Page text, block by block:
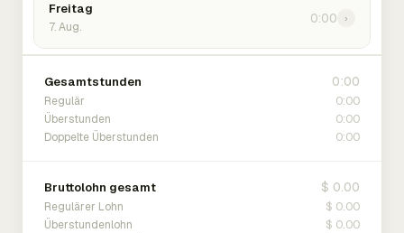
Freitag
7. Aug.
0:00 ›
Gesamtstunden 0:00
Regulär 0:00
Überstunden 0:00
Doppelte Überstunden 0:00
Bruttolohn gesamt $ 0.00
Regulärer Lohn $ 0.00
Überstundenlohn $ 0.00